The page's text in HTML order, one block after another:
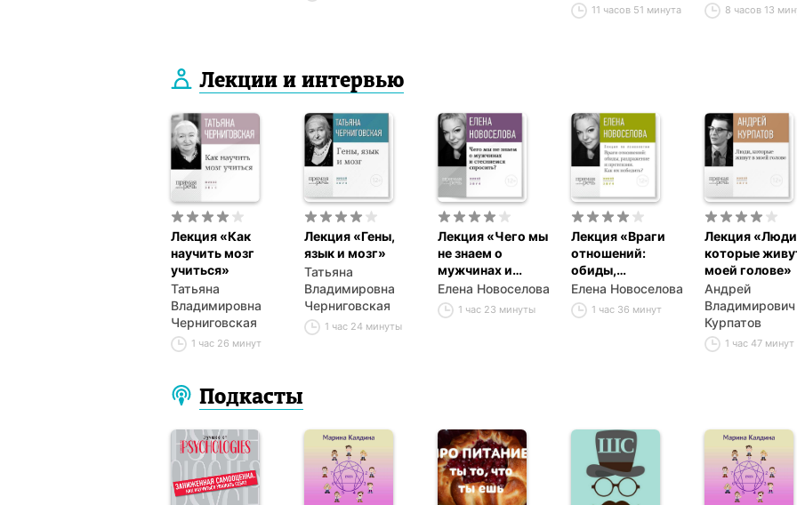
11 часов 51 минута 8 часов 13
Лекции и интервью
Лекция «Как
научить мозг
учиться»
Татьяна
Владимировна
Черниговская
1 час 26 минут
Лекция «Гены,
язык и мозг»
Татьяна
Владимировна
Черниговская
1 час 24 минуты
Лекция «Чего мы
не знаем о
мужчинах и
стесняемся
спросить?»
Елена Новоселова
1 час 23 минуты
Лекция «Враги
отношений:
обиды,
раздражение и
претензии. Как их
победить?»
Елена Новоселова
1 час 36 минут
Лекция
которые
моей голове»
Андрей
Владимирович
Курпатов
1 час 47 минут
Подкасты